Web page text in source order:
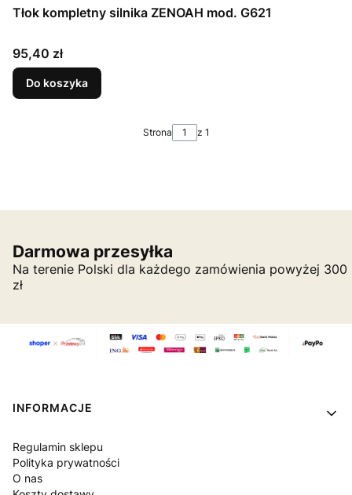
Tłok kompletny silnika ZENOAH mod. G621
Cena
95,40 zł
Do koszyka
Strona z 1
Darmowa przesyłka
Na terenie Polski dla każdego zamówienia powyżej 300
zł
Linki w stopce
INFORMACJE
Regulamin sklepu
Polityka prywatności
O nas